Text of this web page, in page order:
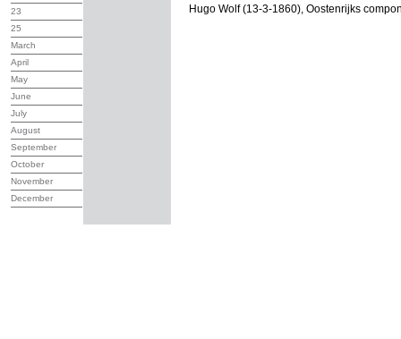
23
25
March
April
May
June
July
August
September
October
November
December
Hugo Wolf (13-3-1860), Oostenrijks